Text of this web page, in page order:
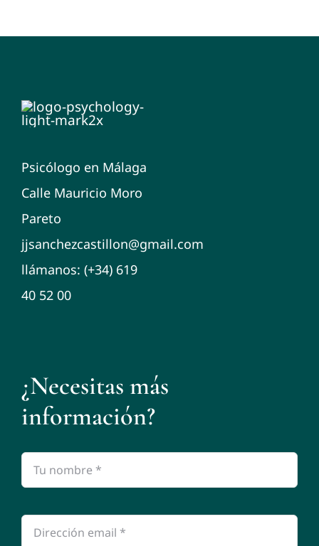
Psicólogo en Málaga
Calle Mauricio Moro
Pareto
jjsanchezcastillon@gmail.com
llámanos: (+34) 619
40 52 00
¿Necesitas más
información?